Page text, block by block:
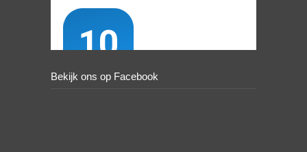
Bekijk ons op Facebook